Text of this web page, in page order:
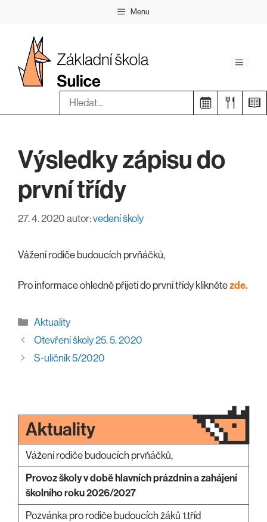
Menu
Menu
Hledat:
Výsledky zápisu do
první třídy
27. 4. 2020 autor:vedení školy
Vážení rodiče budoucích prvňáčků,
Pro informace ohledně přijetí do první třídy kliknětezde.
Rubriky
Aktuality
Otevření školy 25. 5. 2020
S-uličník 5/2020
Aktuality
Vážení rodiče budoucích prvňáčků,
Provoz školy v době hlavních prázdnin a zahájení
školního roku 2026/2027
Pozvánka pro rodiče budoucích žáků 1.tříd